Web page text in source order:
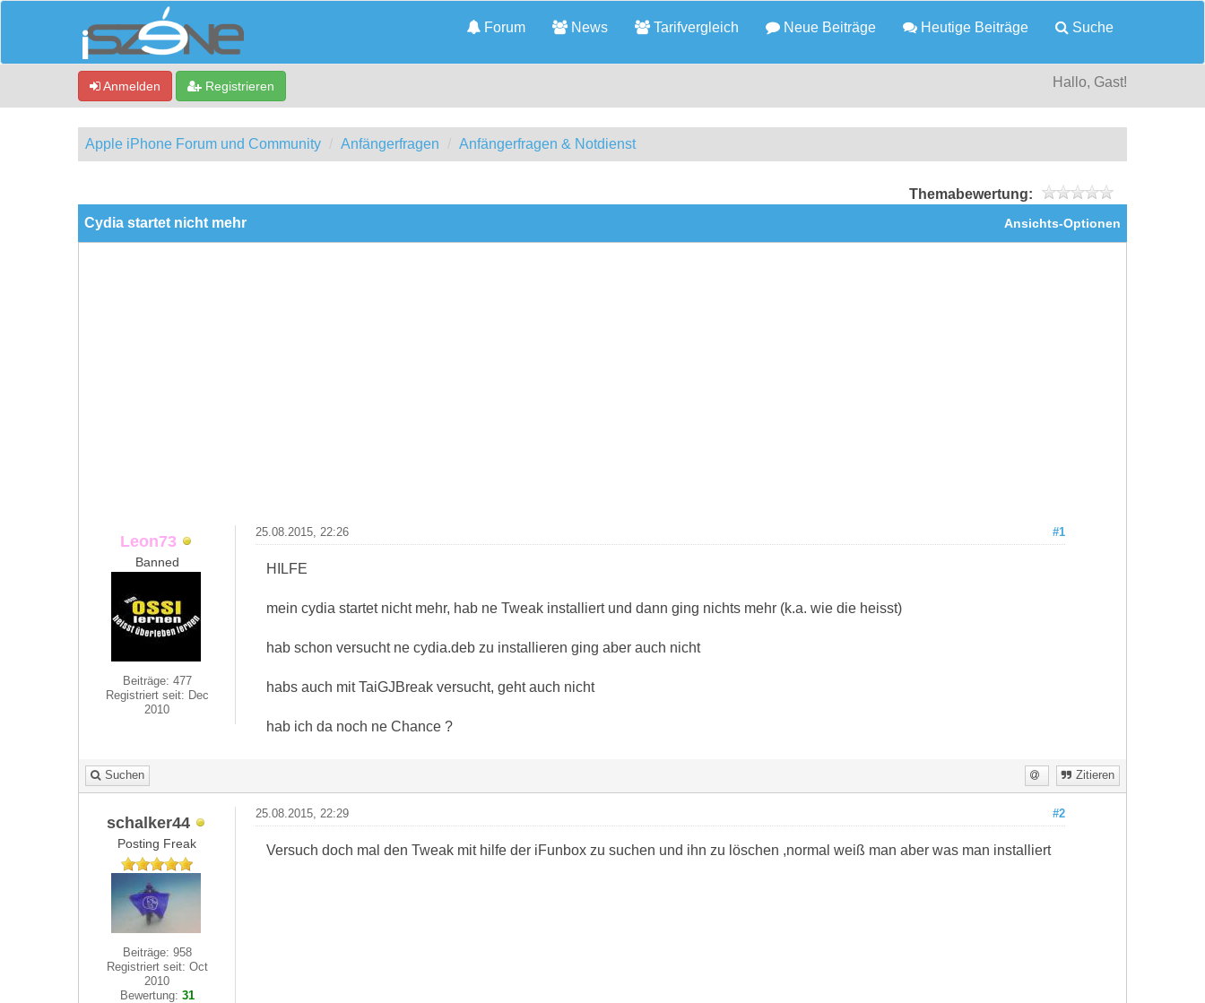
Forum News Tarifvergleich Neue Beiträge Heutige Beiträge Suche
Anmelden Registrieren Hallo, Gast!
Apple iPhone Forum und Community Anfängerfragen Anfängerfragen & Notdienst
Themabewertung:
Ansichts-Optionen
Cydia startet nicht mehr
Leon73
Banned
Beiträge: 477
Registriert seit: Dec
2010
#1
25.08.2015, 22:26
HILFE
mein cydia startet nicht mehr, hab ne Tweak installiert und dann ging nichts mehr (k.a. wie die heisst)
hab schon versucht ne cydia.deb zu installieren ging aber auch nicht
habs auch mit TaiGJBreak versucht, geht auch nicht
hab ich da noch ne Chance ?
Suchen Zitieren
schalker44
Posting Freak
Beiträge: 958
Registriert seit: Oct
2010
Bewertung: 31
#2
25.08.2015, 22:29
Versuch doch mal den Tweak mit hilfe der iFunbox zu suchen und ihn zu löschen ,normal weiß man aber was man installiert